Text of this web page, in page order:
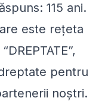
115 ani.
este reţeta
pentru
noștri.